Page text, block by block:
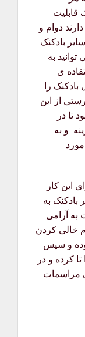
قابلیت
دوام و
بادکنک
به
ی
را
از این
تا در
و به
این کار
به
به آرامی
خالی کردن
و سپس
کرده و در
مراسمات